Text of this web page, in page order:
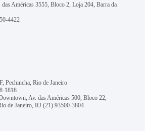
Américas 3555, Bloco 2, Loja 204, Barra da
4422
Pechincha, Rio de Janeiro
1818
Av. das Américas 500, Bloco 22,
de Janeiro, RJ (21) 93500-3804